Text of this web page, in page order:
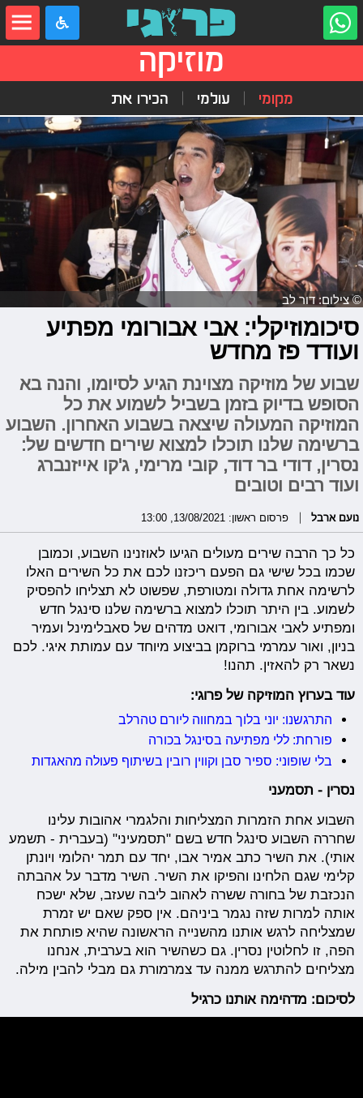
מוזיקה
מקומי עולמי הכירו את
© צילום: דור לב
סיכומוזיקלי: אבי אבורומי מפתיע
ועודד פז מחדש
שבוע של מוזיקה מצוינת הגיע לסיומו, והנה בא
הסופש בדיוק בזמן בשביל לשמוע את כל
המוזיקה המעולה שיצאה בשבוע האחרון. השבוע
ברשימה שלנו תוכלו למצוא שירים חדשים של:
נסרין, דודי בר דוד, קובי מרימי, ג'קו אייזנברג
ועוד רבים וטובים
נועם ארבל פרסום ראשון: 13/08/2021, 13:00
כל כך הרבה שירים מעולים הגיעו לאוזנינו השבוע, וכמובן
שכמו בכל שישי גם הפעם ריכזנו לכם את כל השירים האלו
לרשימה אחת גדולה ומטורפת, שפשוט לא תצליחו להפסיק
לשמוע. בין היתר תוכלו למצוא ברשימה שלנו סינגל חדש
ומפתיע לאבי אבורומי, דואט מדהים של סאבלימינל ועמיר
בניון, ואור עמרמי ברוקמן בביצוע מיוחד עם עמותת איגי. לכם
נשאר רק להאזין. תהנו!
עוד בערוץ המוזיקה של פרוגי:
התרגשנו: יוני בלוך במחווה ליורם טהרלב
פורחת: ללי מפתיעה בסינגל בכורה
בלי שופוני: ספיר סבן וקווין רובין בשיתוף פעולה מהאגדות
נסרין - תסמעני
השבוע אחת הזמרות המצליחות והלגמרי אהובות עלינו
שחררה השבוע סינגל חדש בשם "תסמעיני" (בעברית - תשמע
אותי). את השיר כתב אמיר אבו, יחד עם תמר יהלומי ויונתן
קלימי שגם הלחינו והפיקו את השיר. השיר מדבר על אהבתה
הנכזבת של בחורה ששרה לאהוב ליבה שעזב, שלא ישכח
אותה למרות שזה נגמר ביניהם. אין ספק שאם יש זמרת
שמצליחה לרגש אותנו מהשנייה הראשונה שהיא פותחת את
הפה, זו לחלוטין נסרין. גם כשהשיר הוא בערבית, אנחנו
מצליחים להתרגש ממנה עד צמרמורת גם מבלי להבין מילה.
לסיכום: מדהימה אותנו כרגיל